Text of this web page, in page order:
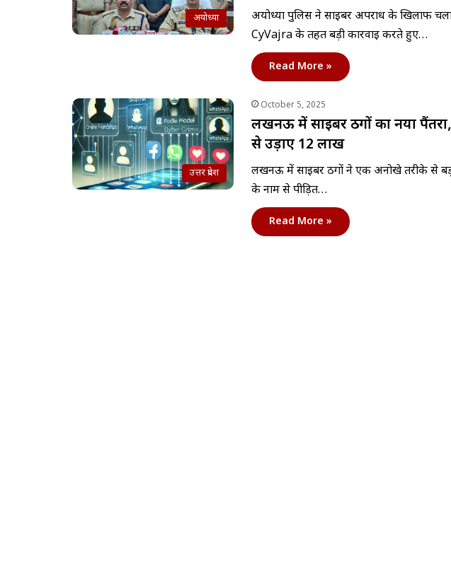
अयोध्या
अयोध्या पुलिस ने साइबर अपराध के खिलाफ
CyVajra के तहत बड़ी कार्रवाई करते हुए…
Read More »
उत्तर प्रदेश
October 5, 2025
लखनऊ में साइबर ठगों का नया
से उड़ाए 12 लाख
लखनऊ में साइबर ठगों ने एक अनोखे तरीके से
के नाम से पीड़ित…
Read More »